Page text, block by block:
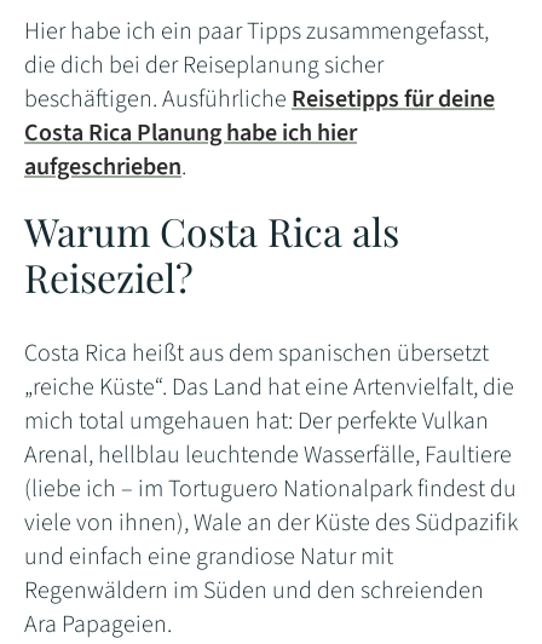
Hier habe ich ein paar Tipps zusammengefasst,
die dich bei der Reiseplanung sicher
beschäftigen. AusführlicheReisetipps für deine
Costa Rica Planung habe ich hier
aufgeschrieben.
Warum Costa Rica als
Reiseziel?
Costa Rica heißt aus dem spanischen übersetzt
„reiche Küste“. Das Land hat eine Artenvielfalt, die
mich total umgehauen hat: Der perfekte Vulkan
Arenal, hellblau leuchtende Wasserfälle, Faultiere
(liebe ich – im Tortuguero Nationalpark findest du
viele von ihnen), Wale an der Küste des Südpazifik
und einfach eine grandiose Natur mit
Regenwäldern im Süden und den schreienden
Ara Papageien.